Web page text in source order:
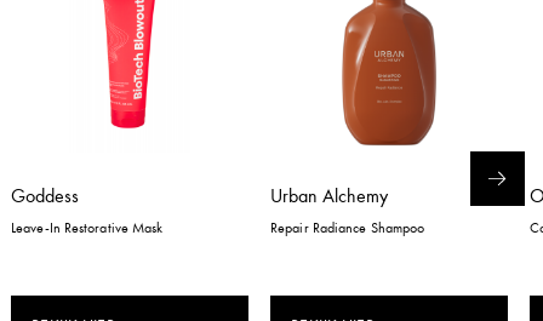
Goddess
Leave-In Restorative Mask
Urban Alchemy
Repair Radiance Shampoo